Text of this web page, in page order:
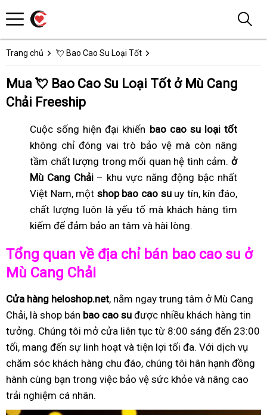
Trang chủ 💘 Bao Cao Su Loại Tốt
Mua 💘 Bao Cao Su Loại Tốt ở Mù Cang
Chải Freeship
Cuộc sống hiện đại khiến bao cao su loại tốt
không chỉ đóng vai trò bảo vệ mà còn nâng
tầm chất lượng trong mối quan hệ tình cảm. ở
Mù Cang Chải– khu vực năng động bậc nhất
Việt Nam, một shop bao cao suuy tín, kín đáo,
chất lượng luôn là yếu tố mà khách hàng tìm
kiếm để đảm bảo an tâm và hài lòng.
Tổng quan về địa chỉ bán bao cao su ở
Mù Cang Chải
Cửa hàng heloshop.net, nằm ngay trung tâm ở Mù Cang
Chải, là shop bán bao cao su được nhiều khách hàng tin
tưởng. Chúng tôi mở cửa liên tục từ 8:00 sáng đến 23:00
tối, mang đến sự linh hoạt và tiện lợi tối đa. Với dịch vụ
chăm sóc khách hàng chu đáo, chúng tôi hân hạnh đồng
hành cùng bạn trong việc bảo vệ sức khỏe và nâng cao
trải nghiệm cá nhân.